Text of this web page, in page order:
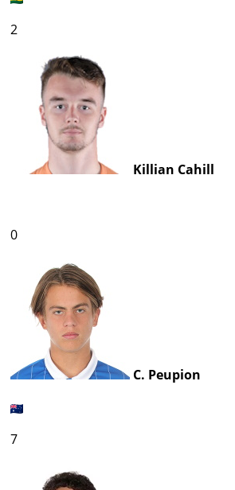
2
Killian Cahill
0
C. Peupion
7